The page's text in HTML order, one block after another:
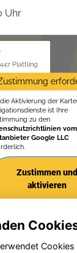
Uhr
Plattling
Aktivierung der
ist Ihre
zu den
vom
Google LLC
Zustimmen und
aktivieren